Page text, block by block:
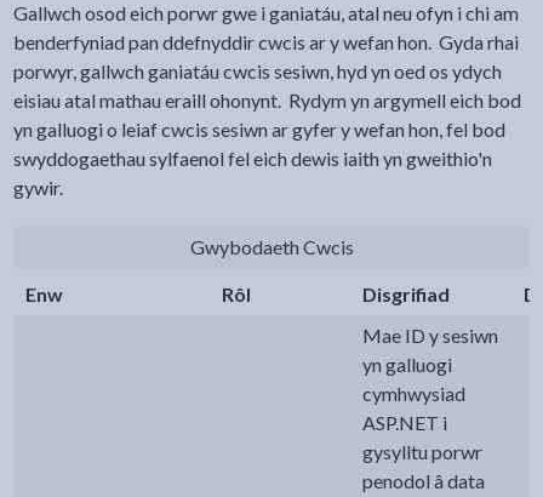
Gallwch osod eich porwr gwe i ganiatáu, atal neu ofyn i chi am
benderfyniad pan ddefnyddir cwcis ar y wefan hon. Gyda rhai
porwyr, gallwch ganiatáu cwcis sesiwn, hyd yn oed os ydych
eisiau atal mathau eraill ohonynt. Rydym yn argymell eich bod
yn galluogi o leiaf cwcis sesiwn ar gyfer y wefan hon, fel bod
swyddogaethau sylfaenol fel eich dewis iaith yn gweithio'n
gywir.
Gwybodaeth Cwcis
Enw Rôl Disgrifiad
Mae ID y sesiwn
yn galluogi
cymhwysiad
ASP.NET i
gysylltu porwr
penodol â data